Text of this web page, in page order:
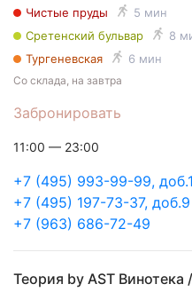
Чистые пруды
5 мин
Сретенский бульвар
8
Тургеневская
6 мин
Забронировать
Со склада, на завтра
+7 (495) 993-99-99,
+7 (495) 197-73-37, доб.9
+7 (963) 686-72-49
11:00 — 23:00
Теория by AST Винотека